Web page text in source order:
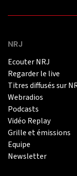
NRJ
Ecouter NRJ
Regarder le live
Titres diffusés sur
Webradios
Podcasts
Vidéo Replay
Grille et émissions
Equipe
Newsletter